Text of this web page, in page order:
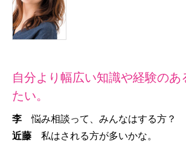
自分より幅広い知識や経験のあ
たい。
李悩み相談って、みんなはする方？
近藤 私はされる方が多いかな。